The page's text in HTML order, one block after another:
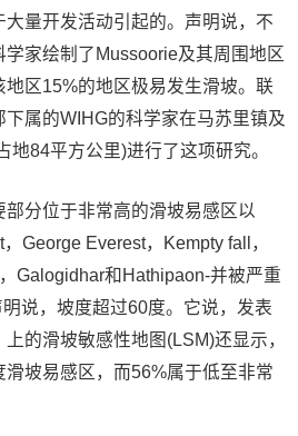
量开发活动引起的。声明说，不
家绘制了Mussoorie及其周围地区
区15%的地区极易发生滑坡。联
属的WIHG的科学家在马苏里镇及
地84平方公里)进行了这项研究。
分位于非常高的滑坡易感区以
George Everest，Kempty fall，
Galogidhar和Hathipaon-并被严重
说，坡度超过60度。它说，发表
的滑坡敏感性地图(LSM)还显示，
坡易感区，而56%属于低至非常